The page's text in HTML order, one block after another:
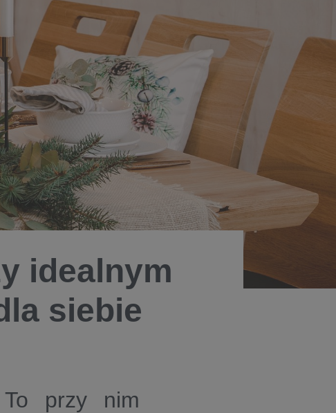
idealnym
siebie
To przy nim